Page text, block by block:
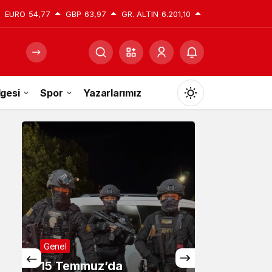
EURO 54,77 GBP 63,97 GR. ALTIN 6.201,10
Spor Yazarlarımız
Mod
değiştir
Gündüz Modu
Gündüz modunu seçin.
Gece Modu
Gece modunu seçin.